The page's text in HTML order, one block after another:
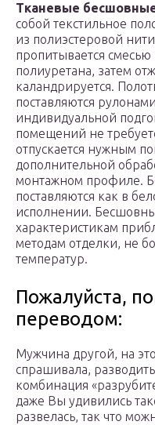
Тканевые
собой текстильное
из полиэстеровой
пропитывается
полиуретана, затем
каландрируется.
поставляются
индивидуальной
помещений не
отпускается нужным
дополнительной
монтажном профиле.
поставляются как в
исполнении.
характеристикам
методам отделки, не
температур.
Пожалуйста,
переводом:
Мужчина другой, на
спрашивала,
комбинация
даже Вы удивились
развелась, так что